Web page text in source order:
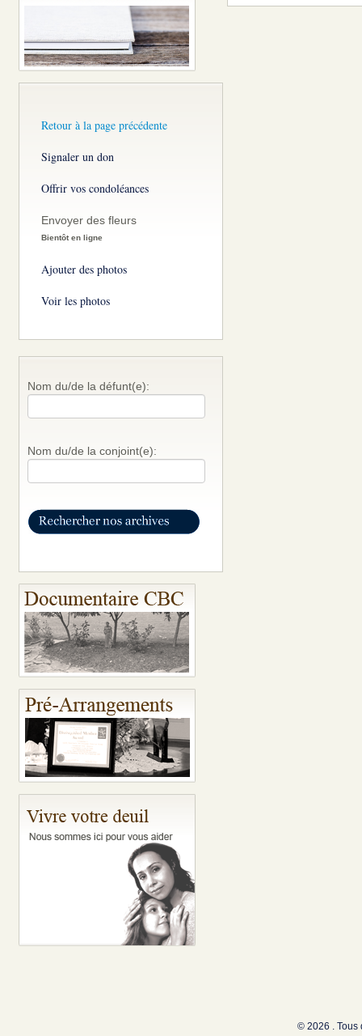
Retour à la page précédente
Signaler un don
Offrir vos condoléances
Envoyer des fleurs
Bientôt en ligne
Ajouter des photos
Voir les photos
Nom du/de la défunt(e):
Nom du/de la conjoint(e):
© 2026 . Tous